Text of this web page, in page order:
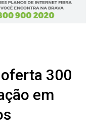
300
em